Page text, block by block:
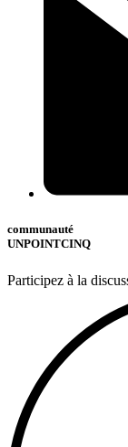
communauté
UNPOINTCINQ
Participez à la